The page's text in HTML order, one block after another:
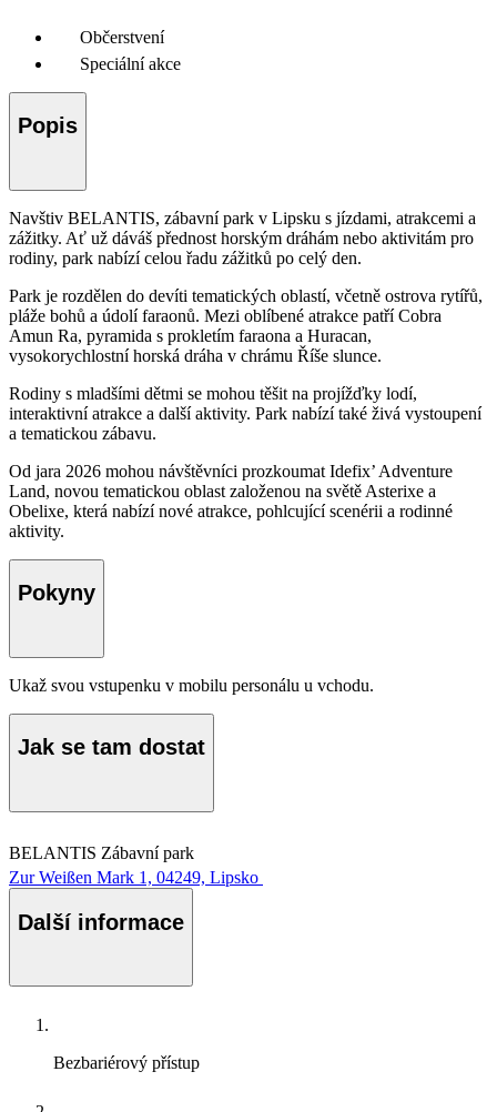
Občerstvení
Speciální akce
Popis
Navštiv BELANTIS, zábavní park v Lipsku s jízdami, atrakcemi a
zážitky. Ať už dáváš přednost horským dráhám nebo aktivitám pro
rodiny, park nabízí celou řadu zážitků po celý den.
Park je rozdělen do devíti tematických oblastí, včetně ostrova rytířů,
pláže bohů a údolí faraonů. Mezi oblíbené atrakce patří Cobra
Amun Ra, pyramida s prokletím faraona a Huracan,
vysokorychlostní horská dráha v chrámu Říše slunce.
Rodiny s mladšími dětmi se mohou těšit na projížďky lodí,
interaktivní atrakce a další aktivity. Park nabízí také živá vystoupení
a tematickou zábavu.
Od jara 2026 mohou návštěvníci prozkoumat Idefix’ Adventure
Land, novou tematickou oblast založenou na světě Asterixe a
Obelixe, která nabízí nové atrakce, pohlcující scenérii a rodinné
aktivity.
Pokyny
Ukaž svou vstupenku v mobilu personálu u vchodu.
Jak se tam dostat
BELANTIS Zábavní park
Zur Weißen Mark 1, 04249, Lipsko
Další informace
Bezbariérový přístup